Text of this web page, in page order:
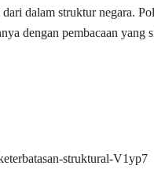
dalam struktur negara.
dengan pembacaan yang
struktural-V1yp7